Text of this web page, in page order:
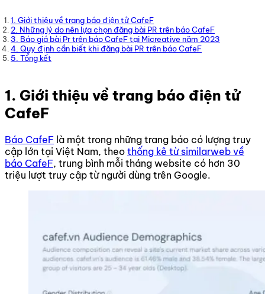
1. Giới thiệu về trang báo điện tử CafeF
2. Những lý do nên lựa chọn đăng bài PR trên báo CafeF
3. Báo giá bài Pr trên báo CafeF tại Micreative năm 2023
4. Quy định cần biết khi đăng bài PR trên báo CafeF
5. Tổng kết
1. Giới thiệu về trang báo điện tử
CafeF
Báo CafeF là một trong những trang báo có lượng truy
cập lớn tại Việt Nam, theo thống kê từ similarweb về
báo CafeF, trung bình mỗi tháng website có hơn 30
triệu lượt truy cập từ người dùng trên Google.